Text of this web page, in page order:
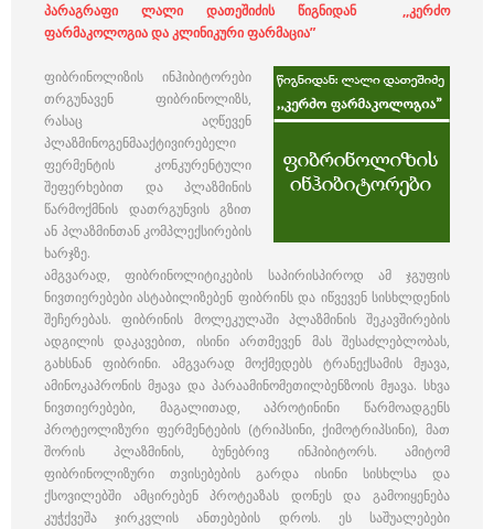
პარაგრაფი ლალი დათეშიძის წიგნიდან ,,კერძო
ფარმაკოლოგია და კლინიკური ფარმაცია”
ფიბრინოლიზის ინჰიბიტორები
თრგუნავენ ფიბრინოლიზს,
რასაც აღწევენ
პლაზმინოგენმააქტივირებელი
ფერმენტის კონკურენტული
შეფერხებით და პლაზმინის
წარმოქმნის დათრგუნვის გზით
ან პლაზმინთან კომპლექსირების
ხარჯზე.
ამგვარად, ფიბრინოლიტიკების საპირისპიროდ ამ ჯგუფის
ნივთიერებები ასტაბილიზებენ ფიბრინს და იწვევენ სისხლდენის
შეჩერებას. ფიბრინის მოლეკულაში პლაზმინის შეკავშირების
ადგილის დაკავებით, ისინი ართმევენ მას შესაძლებლობას,
გახსნან ფიბრინი. ამგვარად მოქმედებს ტრანექსამის მჟავა,
ამინოკაპრონის მჟავა და პარაამინომეთილბენზოის მჟავა. სხვა
ნივთიერებები, მაგალითად, აპროტინინი წარმოადგენს
პროტეოლიზური ფერმენტების (ტრიპსინი, ქიმოტრიპსინი), მათ
შორის პლაზმინის, ბუნებრივ ინჰიბიტორს. ამიტომ
ფიბრინოლიზური თვისებების გარდა ისინი სისხლსა და
ქსოვილებში ამცირებენ პროტეაზას დონეს და გამოიყენება
კუჭქვეშა ჯირკვლის ანთებების დროს. ეს საშუალებები